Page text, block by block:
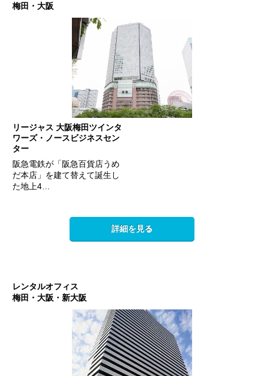
梅田・大阪
リージャス 大阪梅田ツインタ
ワーズ・ノースビジネスセン
ター
阪急電鉄が「阪急百貨店うめ
だ本店」を建て替えて誕生し
た地上4…
詳細を見る
レンタルオフィス
梅田・大阪・新大阪